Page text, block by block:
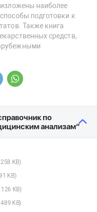
наиболее
подготовки к
Также книга
средств,
по
анализам”
KB)
KB)
KB)
KB)